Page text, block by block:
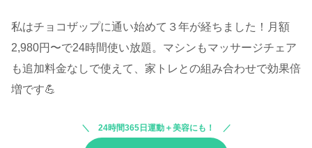
私はチョコザップに通い始めて３年が経ちました！月額
2,980円〜で24時間使い放題。マシンもマッサージチェア
も追加料金なしで使えて、家トレとの組み合わせで効果倍
増です💪
24時間365日運動＋美容にも！